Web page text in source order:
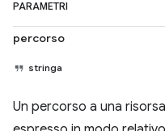
PARAMETRI
percorso
stringa
Un percorso a una